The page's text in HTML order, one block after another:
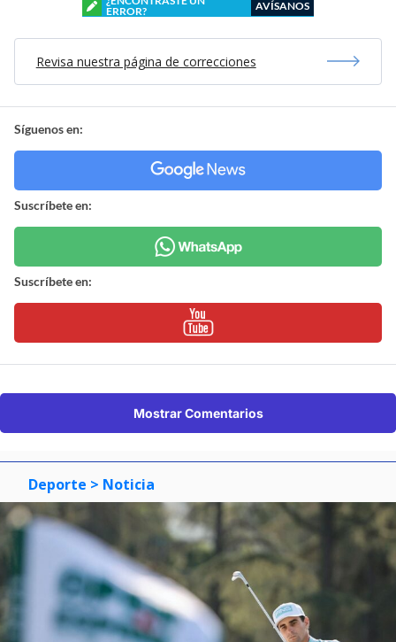
ERROR?
AVÍSANOS
Revisa nuestra página de correcciones
Síguenos en:
Suscríbete en:
Suscríbete en:
Mostrar Comentarios
Deporte > Noticia